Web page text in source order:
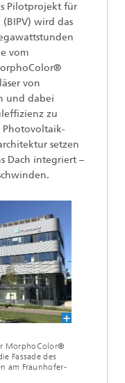
Pilotprojekt für
wird das
vom
von
und dabei
zu
setzen
Dach integriert –
MorphoColor®
Fassade des
am Fraunhofer-